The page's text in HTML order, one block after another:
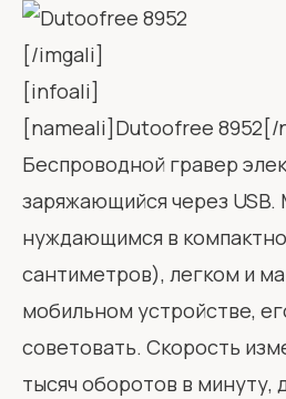
[/imgali]
[infoali]
[nameali]Dutoofree 8952[/
Беспроводной гравер
заряжающийся через USB.
нуждающимся в
сантиметров), легком и
мобильном устройстве,
советовать. Скорость
тысяч оборотов в минуту,